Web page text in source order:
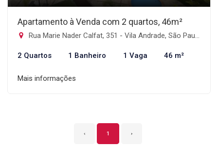
Apartamento à Venda com 2 quartos, 46m²
Rua Marie Nader Calfat, 351 - Vila Andrade, São Paulo-SP
2 Quartos 1 Banheiro 1 Vaga 46 m²
Mais informações
‹ 1 ›